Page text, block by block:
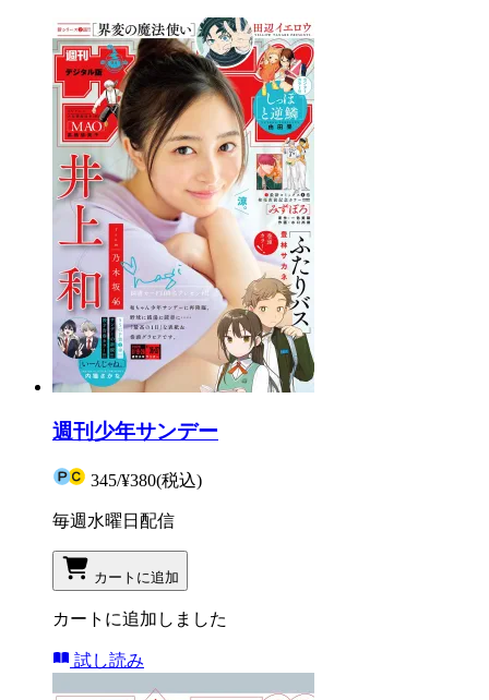
週刊少年サンデー
345/¥380(税込)
毎週水曜日配信
カートに追加
カートに追加しました
試し読み